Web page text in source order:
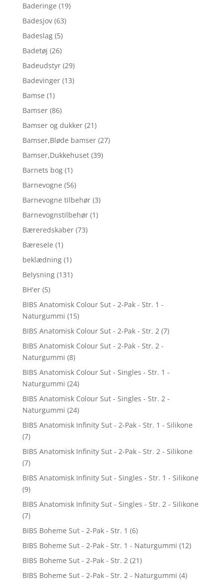
Baderinge (19)
Badesjov (63)
Badeslag (5)
Badetøj (26)
Badeudstyr (29)
Badevinger (13)
Bamse (1)
Bamser (86)
Bamser og dukker (21)
Bamser,Bløde bamser (27)
Bamser,Dukkehuset (39)
Barnets bog (1)
Barnevogne (56)
Barnevogne tilbehør (3)
Barnevognstilbehør (1)
Bæreredskaber (73)
Bæresele (1)
beklædning (1)
Belysning (131)
BH'er (5)
BIBS Anatomisk Colour Sut - 2-Pak - Str. 1 -
Naturgummi (15)
BIBS Anatomisk Colour Sut - 2-Pak - Str. 2 (7)
BIBS Anatomisk Colour Sut - 2-Pak - Str. 2 -
Naturgummi (8)
BIBS Anatomisk Colour Sut - Singles - Str. 1 -
Naturgummi (24)
BIBS Anatomisk Colour Sut - Singles - Str. 2 -
Naturgummi (24)
BIBS Anatomisk Infinity Sut - 2-Pak - Str. 1 - Silikone
(7)
BIBS Anatomisk Infinity Sut - 2-Pak - Str. 2 - Silikone
(7)
BIBS Anatomisk Infinity Sut - Singles - Str. 1 - Silikone
(9)
BIBS Anatomisk Infinity Sut - Singles - Str. 2 - Silikone
(7)
BIBS Boheme Sut - 2-Pak - Str. 1 (6)
BIBS Boheme Sut - 2-Pak - Str. 1 - Naturgummi (12)
BIBS Boheme Sut - 2-Pak - Str. 2 (21)
BIBS Boheme Sut - 2-Pak - Str. 2 - Naturgummi (4)